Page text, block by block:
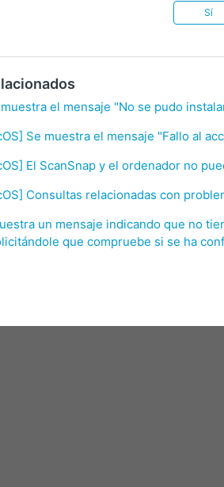
Sí
el mensaje "No se pudo
Se muestra el mensaje "Fallo al
El ScanSnap y el ordenador no
Consultas relacionadas con
un mensaje indicando que no
que compruebe si se ha